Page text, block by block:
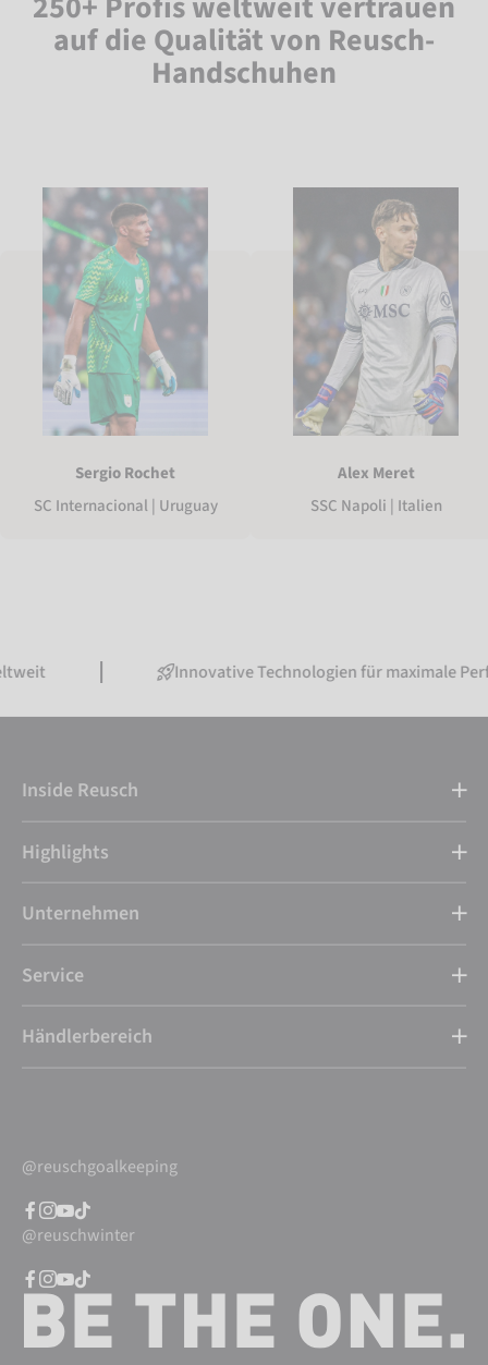
auf die Qualität von Reusch-
Handschuhen
Sergio Rochet
SC Internacional | Uruguay
Alex Meret
SSC Napoli | Italien
Innovative Technologien für maximale Performance
Inside Reusch
Highlights
Unternehmen
Service
Händlerbereich
@reuschgoalkeeping
@reuschwinter